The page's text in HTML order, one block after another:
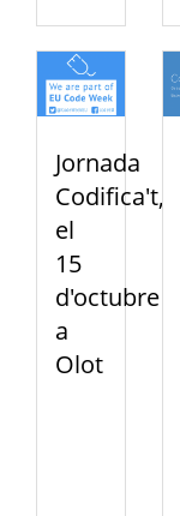
Jornada
Codifica't,
el
15
d'octubre
a
Olot